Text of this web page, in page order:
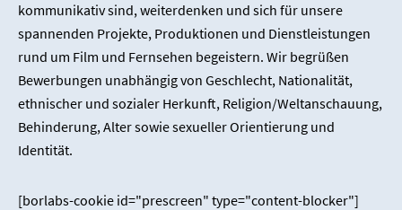
kommunikativ sind, weiterdenken und sich für unsere
spannenden Projekte, Produktionen und Dienstleistungen
rund um Film und Fernsehen begeistern. Wir begrüßen
Bewerbungen unabhängig von Geschlecht, Nationalität,
ethnischer und sozialer Herkunft, Religion/Weltanschauung,
Behinderung, Alter sowie sexueller Orientierung und
Identität.
[borlabs-cookie id="prescreen" type="content-blocker"]